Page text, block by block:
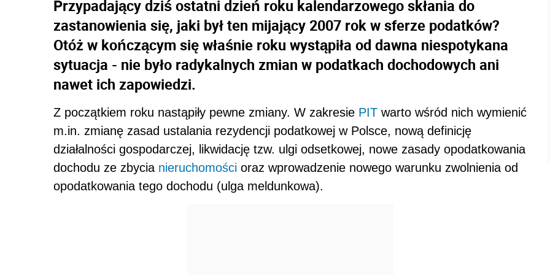
Przypadający dziś ostatni dzień roku kalendarzowego skłania do
zastanowienia się, jaki był ten mijający 2007 rok w sferze podatków?
Otóż w kończącym się właśnie roku wystąpiła od dawna niespotykana
sytuacja - nie było radykalnych zmian w podatkach dochodowych ani
nawet ich zapowiedzi.
Z początkiem roku nastąpiły pewne zmiany. W zakresie PIT warto wśród nich wymienić
m.in. zmianę zasad ustalania rezydencji podatkowej w Polsce, nową definicję
działalności gospodarczej, likwidację tzw. ulgi odsetkowej, nowe zasady opodatkowania
dochodu ze zbycia nieruchomości oraz wprowadzenie nowego warunku zwolnienia od
opodatkowania tego dochodu (ulga meldunkowa).